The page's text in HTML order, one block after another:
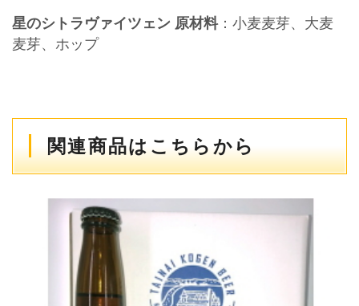
星のシトラヴァイツェン 原材料：小麦麦芽、大麦
麦芽、ホップ
関連商品はこちらから